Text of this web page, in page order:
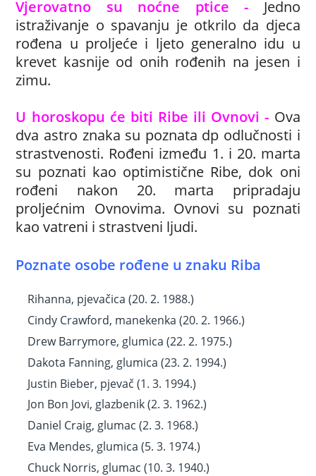
Vjerovatno su noćne ptice - Jedno
istraživanje o spavanju je otkrilo da djeca
rođena u proljeće i ljeto generalno idu u
krevet kasnije od onih rođenih na jesen i
zimu.
U horoskopu će biti Ribe ili Ovnovi - Ova
dva astro znaka su poznata dp odlučnosti i
strastvenosti. Rođeni između 1. i 20. marta
su poznati kao optimistične Ribe, dok oni
rođeni nakon 20. marta pripradaju
proljećnim Ovnovima. Ovnovi su poznati
kao vatreni i strastveni ljudi.
Poznate osobe rođene u znaku Riba
Rihanna, pjevačica (20. 2. 1988.)
Cindy Crawford, manekenka (20. 2. 1966.)
Drew Barrymore, glumica (22. 2. 1975.)
Dakota Fanning, glumica (23. 2. 1994.)
Justin Bieber, pjevač (1. 3. 1994.)
Jon Bon Jovi, glazbenik (2. 3. 1962.)
Daniel Craig, glumac (2. 3. 1968.)
Eva Mendes, glumica (5. 3. 1974.)
Chuck Norris, glumac (10. 3. 1940.)